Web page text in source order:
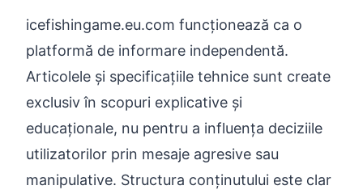
icefishingame.eu.com funcționează ca o
platformă de informare independentă.
Articolele și specificațiile tehnice sunt create
exclusiv în scopuri explicative și
educaționale, nu pentru a influența deciziile
utilizatorilor prin mesaje agresive sau
manipulative. Structura conținutului este clar